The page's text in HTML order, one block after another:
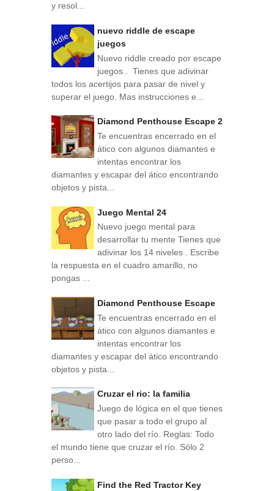
y resol...
nuevo riddle de escape
juegos
Nuevo riddle creado por escape
juegos . Tienes que adivinar
todos los acertijos para pasar de nivel y
superar el juego. Mas instrucciones e...
Diamond Penthouse Escape 2
Te encuentras encerrado en el
ático con algunos diamantes e
intentas encontrar los
diamantes y escapar del ático encontrando
objetos y pista...
Juego Mental 24
Nuevo juego mental para
desarrollar tu mente Tienes que
adivinar los 14 niveles . Escribe
la respuesta en el cuadro amarillo, no
pongas ...
Diamond Penthouse Escape
Te encuentras encerrado en el
ático con algunos diamantes e
intentas encontrar los
diamantes y escapar del ático encontrando
objetos y pista...
Cruzar el rio: la familia
Juego de lógica en el que tienes
que pasar a todo el grupo al
otro lado del río. Reglas: Todo
el mundo tiene que cruzar el río. Sólo 2
perso...
Find the Red Tractor Key